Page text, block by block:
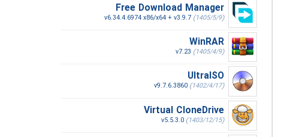
Free Download Manager
v6.34.4.6974 x86/x64 + v3.9.7 (1405/5/9)
WinRAR
v7.23 (1405/4/9)
UltraISO
v9.7.6.3860 (1402/4/17)
Virtual CloneDrive
v5.5.3.0 (1403/12/15)